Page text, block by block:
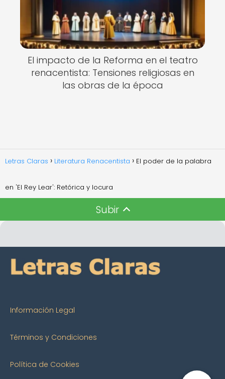
El impacto de la Reforma en el teatro
renacentista: Tensiones religiosas en
las obras de la época
Letras Claras Literatura Renacentista El poder de la palabra
en 'El Rey Lear': Retórica y locura
Subir
Información Legal
Términos y Condiciones
Política de Cookies